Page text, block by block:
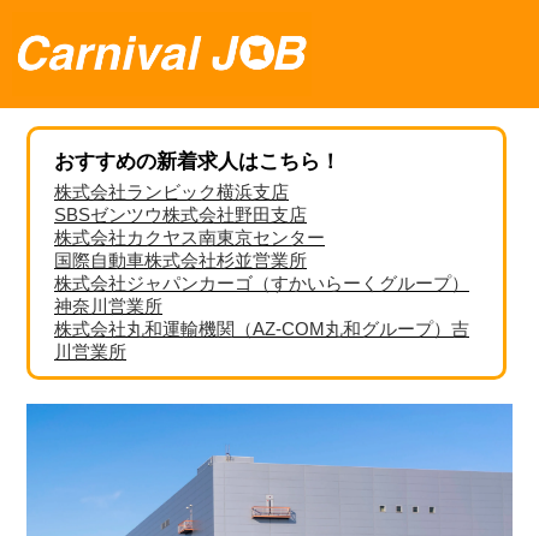
おすすめの新着求人はこちら！
株式会社ランビック横浜支店
SBSゼンツウ株式会社野田支店
株式会社カクヤス南東京センター
国際自動車株式会社杉並営業所
株式会社ジャパンカーゴ（すかいらーくグループ）
神奈川営業所
株式会社丸和運輸機関（AZ-COM丸和グループ）吉
川営業所